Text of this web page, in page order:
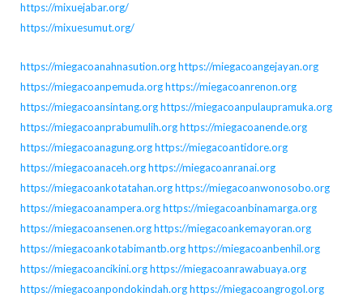
https://mixuejabar.org/
https://mixuesumut.org/
https://miegacoanahnasution.orghttps://miegacoangejayan.org
https://miegacoanpemuda.orghttps://miegacoanrenon.org
https://miegacoansintang.orghttps://miegacoanpulaupramuka.org
https://miegacoanprabumulih.orghttps://miegacoanende.org
https://miegacoanagung.orghttps://miegacoantidore.org
https://miegacoanaceh.orghttps://miegacoanranai.org
https://miegacoankotatahan.orghttps://miegacoanwonosobo.org
https://miegacoanampera.orghttps://miegacoanbinamarga.org
https://miegacoansenen.orghttps://miegacoankemayoran.org
https://miegacoankotabimantb.orghttps://miegacoanbenhil.org
https://miegacoancikini.orghttps://miegacoanrawabuaya.org
https://miegacoanpondokindah.orghttps://miegacoangrogol.org